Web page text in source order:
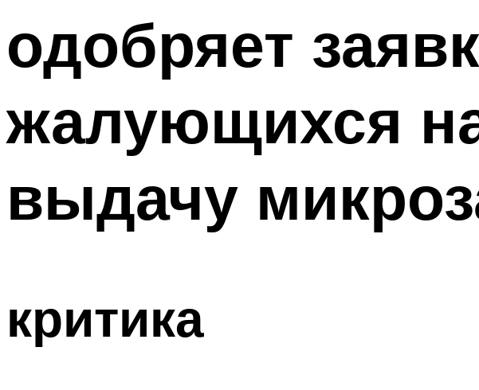
одобряет
жалующихся
выдачу
критика